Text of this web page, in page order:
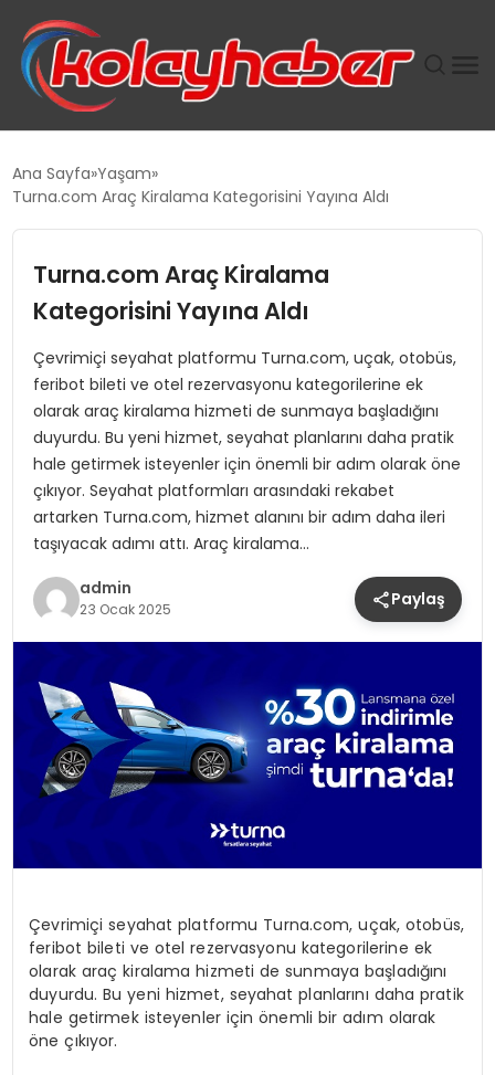
TANYER YAPI ZEMIN MÜHENDISLIĞINDE HEDEF
BÜYÜTTÜ
TOROSLAR’DA PAZAR GERGİNLİĞİ!
Ana Sayfa Yaşam
Turna.com Araç Kiralama Kategorisini Yayına Aldı
Turna.com Araç Kiralama
Kategorisini Yayına Aldı
Çevrimiçi seyahat platformu Turna.com, uçak, otobüs,
feribot bileti ve otel rezervasyonu kategorilerine ek
olarak araç kiralama hizmeti de sunmaya başladığını
duyurdu. Bu yeni hizmet, seyahat planlarını daha pratik
hale getirmek isteyenler için önemli bir adım olarak öne
çıkıyor. Seyahat platformları arasındaki rekabet
artarken Turna.com, hizmet alanını bir adım daha ileri
taşıyacak adımı attı. Araç kiralama…
admin
23 Ocak 2025 Paylaş
Çevrimiçi seyahat platformu Turna.com, uçak, otobüs,
feribot bileti ve otel rezervasyonu kategorilerine ek
olarak araç kiralama hizmeti de sunmaya başladığını
duyurdu. Bu yeni hizmet, seyahat planlarını daha pratik
hale getirmek isteyenler için önemli bir adım olarak
öne çıkıyor.